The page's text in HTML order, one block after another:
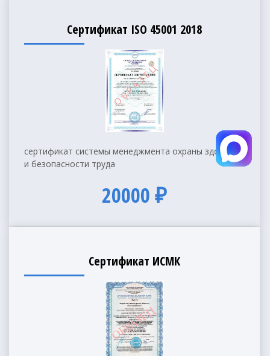
Сертификат ISO 45001 2018
сертификат системы менеджмента охраны здоровья
и безопасности труда
20000 ₽
Сертификат ИСМК